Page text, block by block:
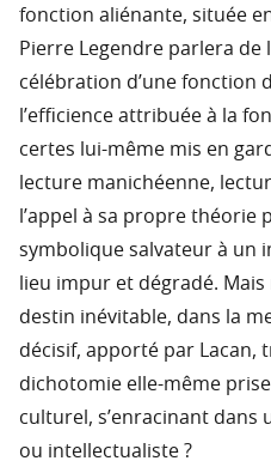
fonction aliénante, située
Pierre Legendre parlera de
célébration d’une fonction
l’efficience attribuée à la
certes lui-même mis en
lecture manichéenne,
l’appel à sa propre théorie
symbolique salvateur à un
lieu impur et dégradé. Mais
destin inévitable, dans la
décisif, apporté par Lacan,
dichotomie elle-même
culturel, s’enracinant
ou intellectualiste ?